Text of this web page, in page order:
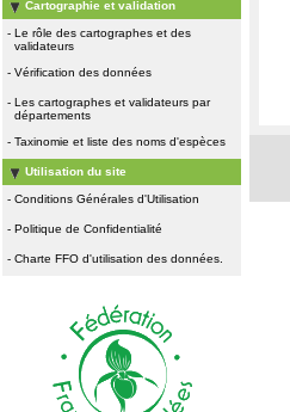
Cartographie et validation
- Le rôle des cartographes et des
validateurs
- Vérification des données
- Les cartographes et validateurs par
départements
- Taxinomie et liste des noms d'espèces
Utilisation du site
- Conditions Générales d'Utilisation
- Politique de Confidentialité
- Charte FFO d'utilisation des données.